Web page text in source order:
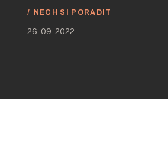
NECH SI PORADIT
26. 09. 2022